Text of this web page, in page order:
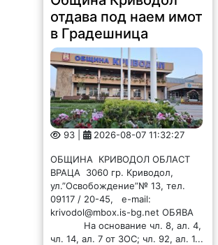
отдава под наем имот
в Градешница
93 | 2026-08-07 11:32:27
ОБЩИНА КРИВОДОЛ ОБЛАСТ
ВРАЦА 3060 гр. Криводол,
ул.”Освобождение”№ 13, тел.
09117 / 20-45, e-mail:
krivodol@mbox.is-bg.net ОБЯВА
На основание чл. 8, ал. 4,
чл. 14, ал. 7 от ЗОС; чл. 92, ал. 1...